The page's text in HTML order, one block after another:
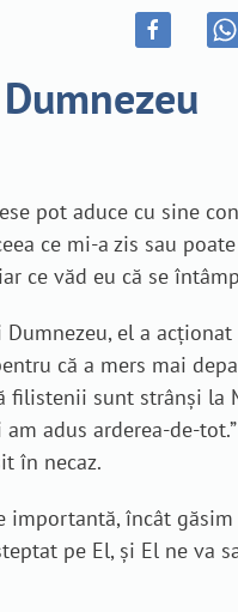
pot aduce cu sine
ce mi-a zis sau
ce văd eu că se
el a
că a mers mai
sunt strânşi la
adus arderea-de-
în necaz.
importantă, încât
pe El, și El ne va